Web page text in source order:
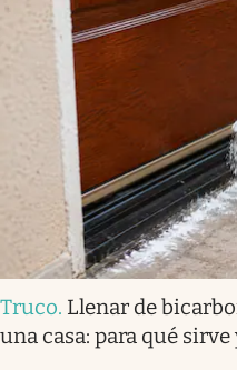
Truco. Llenar de
una casa: para qué